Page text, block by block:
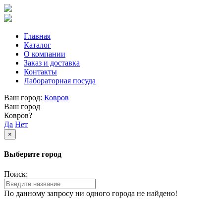
Главная
Каталог
О компании
Заказ и доставка
Контакты
Лабораторная посуда
Ваш город: Ковров
Ваш город
Ковров?
Да Нет
×
Выберите город
Поиск:
По данному запросу ни одного города не найдено!